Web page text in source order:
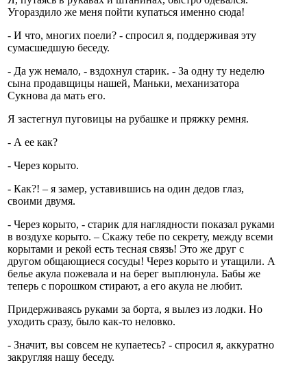
Угораздило же меня пойти купаться именно сюда!
- И что, многих поели? - спросил я, поддерживая эту
сумасшедшую беседу.
- Да уж немало, - вздохнул старик. - За одну ту неделю
сына продавщицы нашей, Маньки, механизатора
Сукнова да мать его.
Я застегнул пуговицы на рубашке и пряжку ремня.
- А ее как?
- Через корыто.
- Как?! – я замер, уставившись на один дедов глаз,
своими двумя.
- Через корыто, - старик для наглядности показал руками
в воздухе корыто. – Скажу тебе по секрету, между всеми
корытами и рекой есть тесная связь! Это же друг с
другом общающиеся сосуды! Через корыто и утащили. А
белье акула пожевала и на берег выплюнула. Бабы же
теперь с порошком стирают, а его акула не любит.
Придерживаясь руками за борта, я вылез из лодки. Но
уходить сразу, было как-то неловко.
- Значит, вы совсем не купаетесь? - спросил я, аккуратно
закругляя нашу беседу.